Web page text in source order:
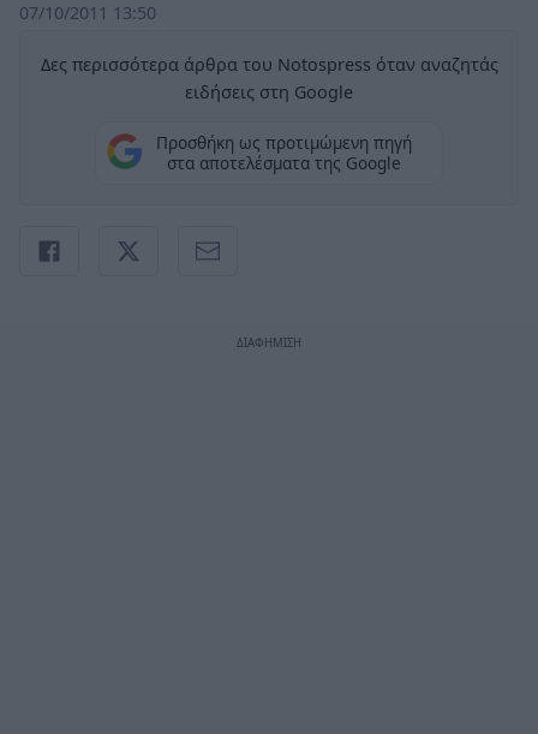
07/10/2011 13:50
Δες περισσότερα άρθρα του Notospress όταν αναζητάς
ειδήσεις στη Google
Προσθήκη ως προτιμώμενη πηγή
στα αποτελέσματα της Google